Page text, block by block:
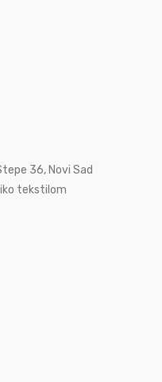
36, Novi Sad
tekstilom